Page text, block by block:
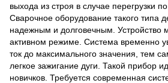
выхода из строя в случае перегрузки
Сварочное оборудование такого типа
надежным и долговечным. Устройство
активном режиме. Система временно
ток до максимального значения, тем
легкое зажигание дуги. Такой прибор
новичков. Требуется современная